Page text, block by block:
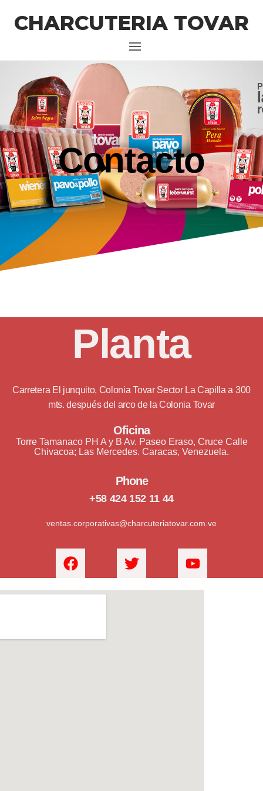
CHARCUTERIA TOVAR
Contacto
Planta
Carretera El junquito, Colonia Tovar Sector La Capilla a 300
mts. después del arco de la Colonia Tovar
Oficina
Torre Tamanaco PH A y B Av. Paseo Eraso, Cruce Calle
Chivacoa; Las Mercedes. Caracas, Venezuela.
Phone
+58 424 152 11 44
ventas.corporativas@charcuteriatovar.com.ve